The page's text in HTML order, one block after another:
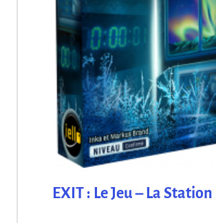
EXIT : Le Jeu – La